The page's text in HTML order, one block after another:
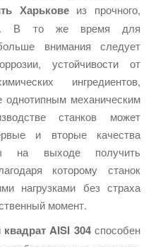
Харьковеиз прочного,
В то же время для
внимания следует
устойчивости от
ингредиентов,
механическим
станков может
и вторые качества
на выходе получить
которому станок
нагрузками без страха
момент.
квадрат AISI 304способен